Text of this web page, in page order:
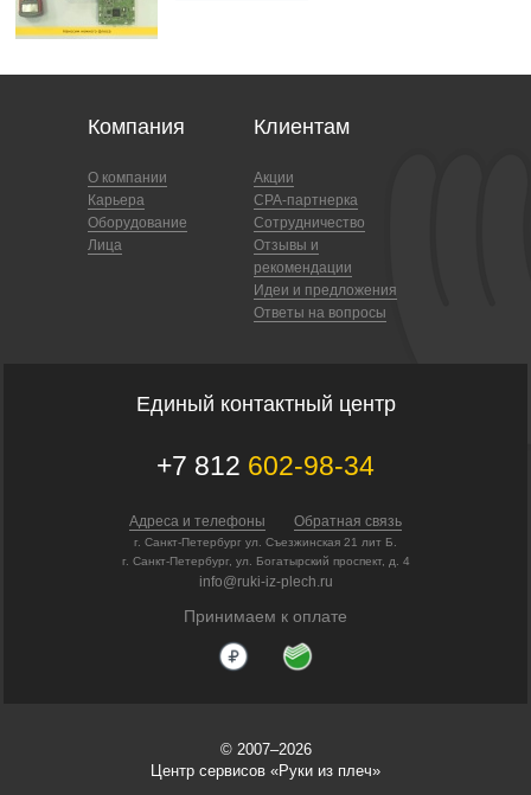
Компания
О компании
Карьера
Оборудование
Лица
Клиентам
Акции
CPA-партнерка
Сотрудничество
Отзывы и
рекомендации
Идеи и предложения
Ответы на вопросы
Единый контактный центр
+7 812 602-98-34
Адреса и телефоны Обратная связь
г. Санкт-Петербург ул. Съезжинская 21 лит Б.
г. Санкт-Петербург, ул. Богатырский проспект, д. 4
info@ruki-iz-plech.ru
Принимаем к оплате
© 2007–2026
Центр сервисов «Руки из плеч»